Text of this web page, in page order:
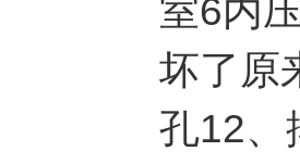
室6内
坏了原
孔12、